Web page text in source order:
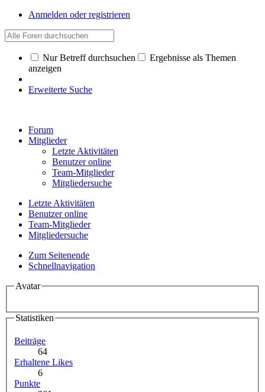
Anmelden oder registrieren
Nur Betreff durchsuchen
Ergebnisse als Themen
anzeigen
Erweiterte Suche
Forum
Mitglieder
Letzte Aktivitäten
Benutzer online
Team-Mitglieder
Mitgliedersuche
Letzte Aktivitäten
Benutzer online
Team-Mitglieder
Mitgliedersuche
Zum Seitenende
Schnellnavigation
Avatar
Statistiken
Beiträge
64
Erhaltene Likes
6
Punkte